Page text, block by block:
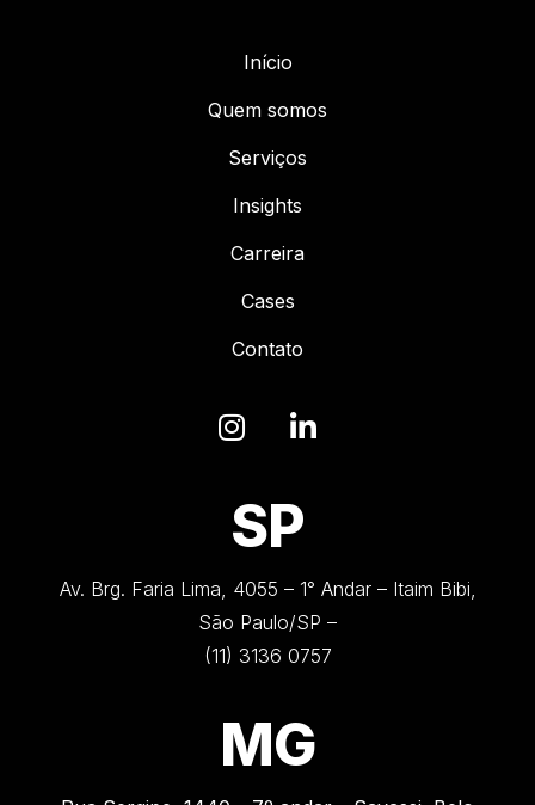
Início
Quem somos
Serviços
Insights
Carreira
Cases
Contato
SP
Av. Brg. Faria Lima, 4055 – 1° Andar – Itaim Bibi,
São Paulo/SP –
(11) 3136 0757
MG